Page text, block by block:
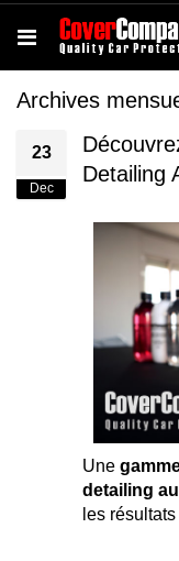
Archives
23
Dec
Detailing
Une
detailing
les